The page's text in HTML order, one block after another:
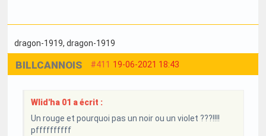
dragon-1919, dragon-1919
#411 19-06-2021 18:43
BILLCANNOIS
Wlid'ha 01 a écrit :
Un rouge et pourquoi pas un noir ou un violet ???!!!!
pffffffffff